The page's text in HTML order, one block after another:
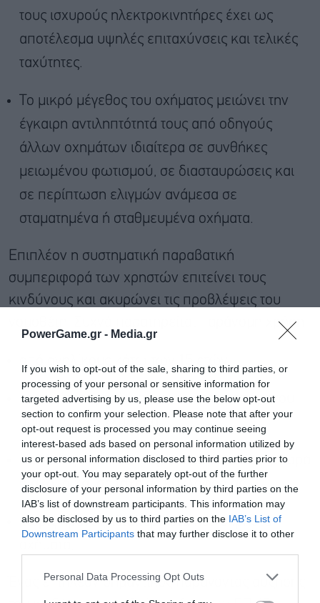
PowerGame.gr - Media.gr
If you wish to opt-out of the sale, sharing to third parties, or
processing of your personal or sensitive information for
targeted advertising by us, please use the below opt-out
section to confirm your selection. Please note that after your
opt-out request is processed you may continue seeing
interest-based ads based on personal information utilized by
us or personal information disclosed to third parties prior to
your opt-out. You may separately opt-out of the further
disclosure of your personal information by third parties on the
IAB’s list of downstream participants. This information may
also be disclosed by us to third parties on the IAB’s List of
Downstream Participants that may further disclose it to other
Personal Data Processing Opt Outs
τους ισχυρούς ηλεκτροκινητήρες έχει ως
αποτέλεσμα υψηλές επιταχύνσεις και τελικές
ταχύτητες.
Το μικρό μέγεθος του οχήματος μειώνει την
έγκαιρη αντιληπτότητά τους από οδηγούς
άλλων οχημάτων ιδιαίτερα σε συνθήκες
μειωμένου φωτισμού, σε διασταυρώσεις και
σε περίπτωση ελιγμών ανάμεσα σε
σταματημένα ή σταθμευμένα οχήματα.
Επιπλέον η συστηματική παραβατική
συμπεριφορά των χρηστών επιτείνει τους
κινδύνους και ακυρώνει τις προβλέψεις του
νομοθέτη. Συχνά παρατηρείται παράνομη χρήση:
με ταχύτητες πολύ πάνω του επιτρεπόμενου
ορίου των 25 χλμ/ώρα,
σε οδούς που έχουν όριο άνω των 50 χλμ/ώρα
ή ακόμα και σε ταχείας κυκλοφορίας,
χωρίς κράνος, ιδιαίτερα στα κοινόχρηστα
Ένας επιπλέον σημαντικός παράγοντας αύξησης
Εγγραφή στο